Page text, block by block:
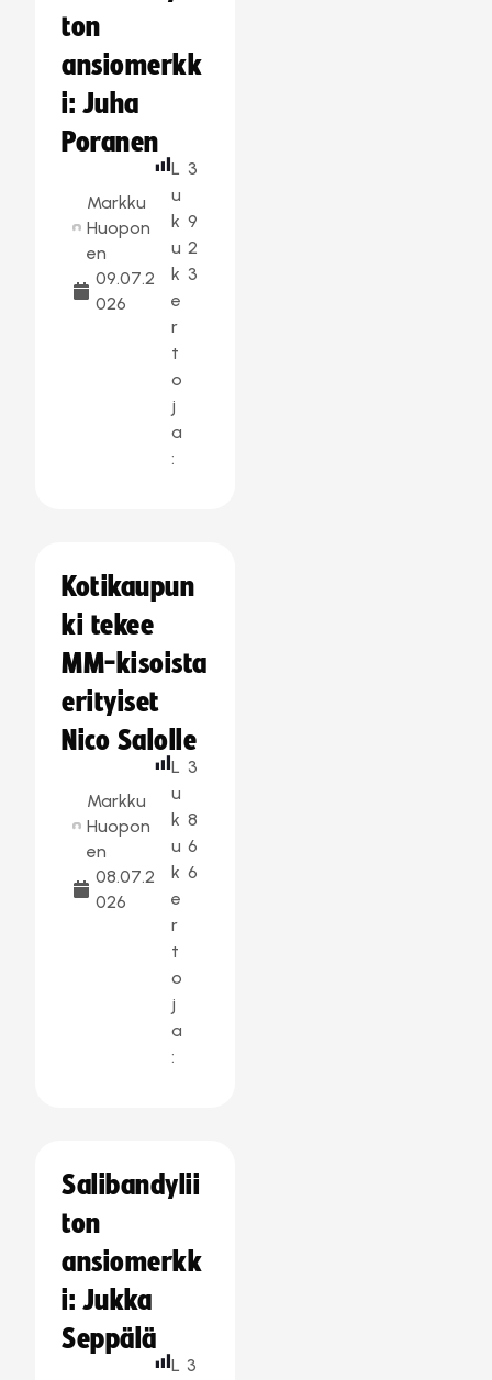
ton
ansiomerkk
i: Juha
Poranen
Markku
Huopon
en
09.07.2
026
L
u
k
u
k
e
r
t
o
j
a
:
3
9
2
3
Kotikaupun
ki tekee
MM-kisoista
erityiset
Nico Salolle
Markku
Huopon
en
08.07.2
026
L
u
k
u
k
e
r
t
o
j
a
:
3
8
6
6
Salibandylii
ton
ansiomerkk
i: Jukka
Seppälä
L 3